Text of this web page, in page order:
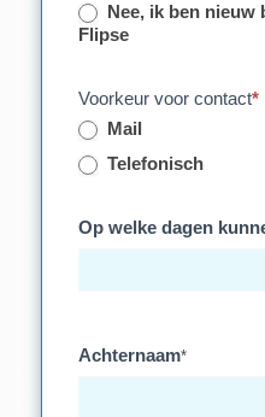
Nee, ik ben nieuw
Flipse
Voorkeur voor contact*
Mail
Telefonisch
Op welke dagen
Achternaam*